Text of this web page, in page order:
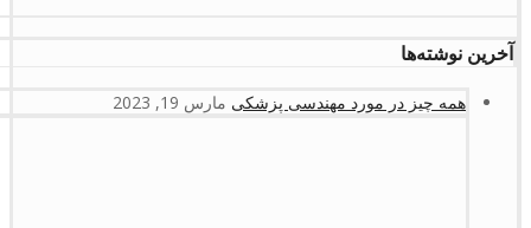
آخرین نوشته‌ها
همه چیز در مورد مهندسی پزشکی مارس 19, 2023